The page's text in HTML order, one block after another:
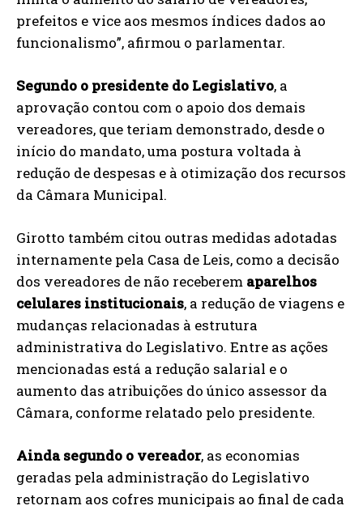
prefeitos e vice aos mesmos índices dados ao
funcionalismo”, afirmou o parlamentar.
Segundo o presidente do Legislativo, a
aprovação contou com o apoio dos demais
vereadores, que teriam demonstrado, desde o
início do mandato, uma postura voltada à
redução de despesas e à otimização dos recursos
da Câmara Municipal.
Girotto também citou outras medidas adotadas
internamente pela Casa de Leis, como a decisão
dos vereadores de não receberem aparelhos
celulares institucionais, a redução de viagens e
mudanças relacionadas à estrutura
administrativa do Legislativo. Entre as ações
mencionadas está a redução salarial e o
aumento das atribuições do único assessor da
Câmara, conforme relatado pelo presidente.
Ainda segundo o vereador, as economias
geradas pela administração do Legislativo
retornam aos cofres municipais ao final de cada